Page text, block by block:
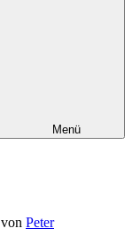
Menü
von Peter